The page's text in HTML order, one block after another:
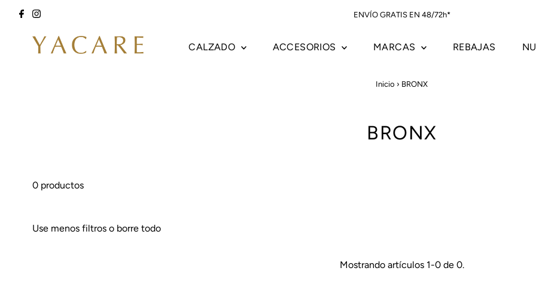
Ir directamente al contenido ENVÍO GRATIS EN 48/72h*
CALZADO ACCESORIOS MARCAS REBAJAS
Inicio › BRONX
BRONX
0 productos
Use menos filtros o borre todo
Mostrando artículos 1-0 de 0.